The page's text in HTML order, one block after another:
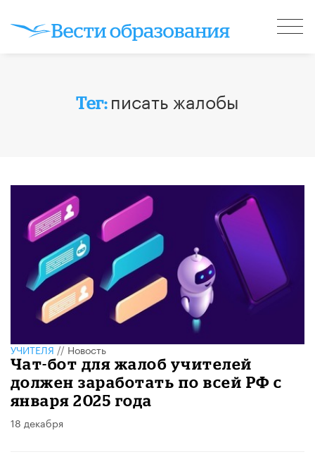
Тег: писать жалобы
УЧИТЕЛЯ//Новость
Чат-бот для жалоб учителей
должен заработать по всей РФ с
января 2025 года
18 декабря